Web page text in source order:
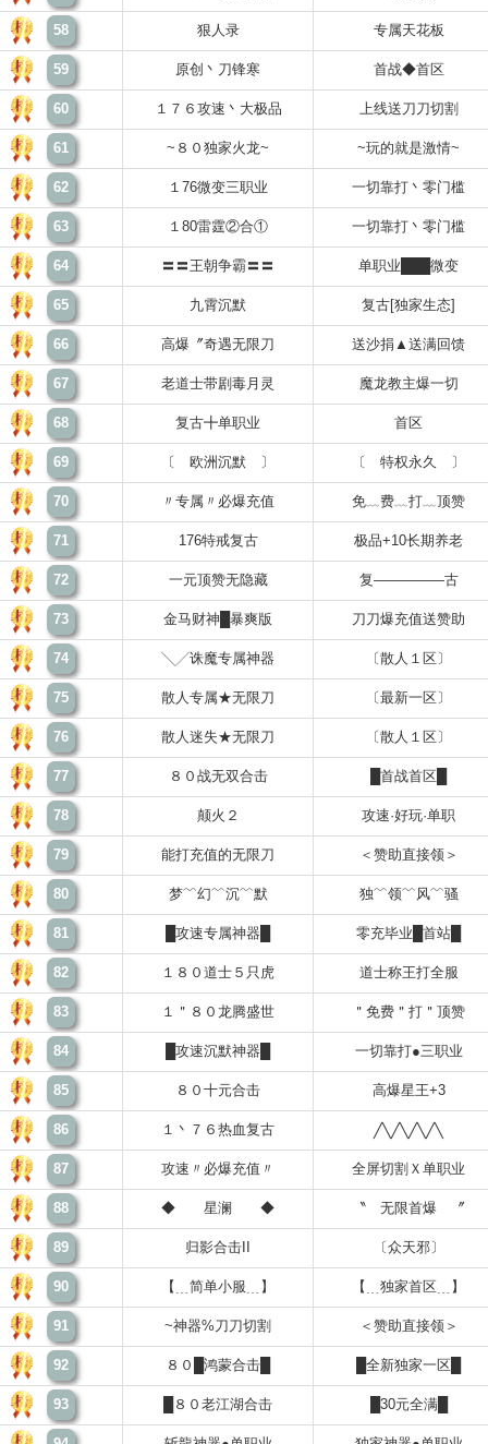
58 狠人录 专属天花板
59 原创丶刀锋寒 首战◆首区
60 １７６攻速丶大极品 上线送刀刀切割
61 ~８０独家火龙~ ~玩的就是激情~
62 １76微变三职业 一切靠打丶零门槛
63 １80雷霆②合① 一切靠打丶零门槛
64 〓〓王朝争霸〓〓 单职业███微变
65 九霄沉默 复古[独家生态]
66 高爆〞奇遇无限刀 送沙捐▲送满回馈
67 老道士带剧毒月灵 魔龙教主爆一切
68 复古╋单职业 首区
69 〔 欧洲沉默 〕 〔 特权永久 〕
70 〃专属〃必爆充值 免﹏费﹏打﹏顶赞
71 176特戒复古 极品+10长期养老
72 一元顶赞无隐藏 复—————古
73 金马财神█暴爽版 刀刀爆充值送赞助
74 ╲╱诛魔专属神器 〔散人１区〕
75 散人专属★无限刀 〔最新一区〕
76 散人迷失★无限刀 〔散人１区〕
77 ８０战无双合击 █首战首区█
78 颠火２ 攻速·好玩·单职
79 能打充值的无限刀 ＜赞助直接领＞
80 梦﹌幻﹌沉﹌默 独﹌领﹌风﹌骚
81 █攻速专属神器█ 零充毕业█首站█
82 １８０道士５只虎 道士称王打全服
83 １＂８０龙腾盛世 ＂免费＂打＂顶赞
84 █攻速沉默神器█ 一切靠打●三职业
85 ８０十元合击 高爆星王+3
86 １丶７６热血复古 ╱╲╱╲╱╲╱╲
87 攻速〃必爆充值〃 全屏切割Ｘ单职业
88 ◆ 星澜 ◆ 〝 无限首爆 〞
89 归影合击II 〔众天邪〕
90 【﹍简单小服﹍】 【﹍独家首区﹍】
91 ~神器%刀刀切割 ＜赞助直接领＞
92 ８０█鸿蒙合击█ █全新独家一区█
93 █８０老江湖合击 █30元全满█